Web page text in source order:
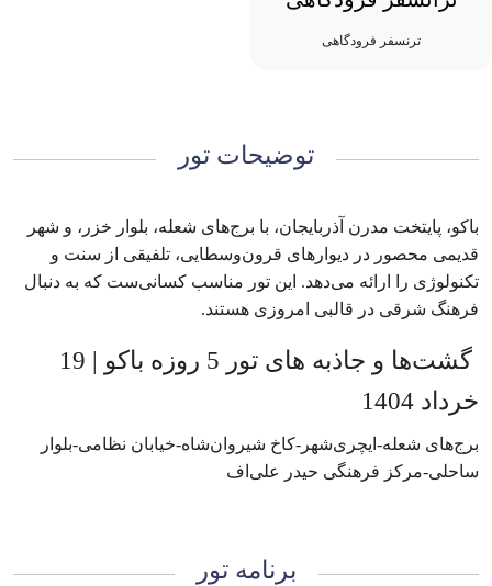
ترنسفر فرودگاهی
توضیحات تور
باکو، پایتخت مدرن آذربایجان، با برج‌های شعله، بلوار خزر، و شهر
قدیمی محصور در دیوارهای قرون‌وسطایی، تلفیقی از سنت و
تکنولوژی را ارائه می‌دهد. این تور مناسب کسانی‌ست که به دنبال
فرهنگ شرقی در قالبی امروزی هستند.
گشت‌ها و جاذبه های تور‌ 5 روزه باکو | 19
خرداد 1404
برج‌های شعله-ایچری‌شهر-کاخ شیروان‌شاه-خیابان نظامی-بلوار
ساحلی-مرکز فرهنگی حیدر علی‌اف
برنامه تور